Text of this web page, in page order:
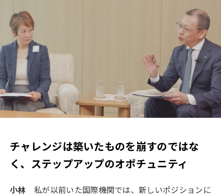
チャレンジは築いたものを崩すのではな
く、 ステップアップのオポチュニティ
小林 私が以前いた国際機関では、新しいポジションに